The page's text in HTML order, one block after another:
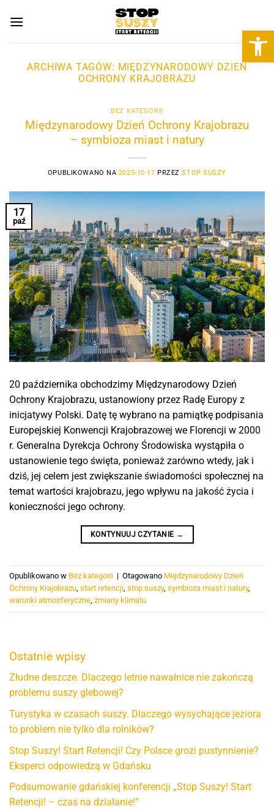
ARCHIWA TAGÓW: MIĘDZYNARODOWY DZIEŃ
OCHRONY KRAJOBRAZU
BEZ KATEGORII
Międzynarodowy Dzień Ochrony Krajobrazu
– symbioza miast i natury
OPUBLIKOWANO NA 2025-10-17 PRZEZSTOP SUSZY
17
paź
20 października obchodzimy Międzynarodowy Dzień
Ochrony Krajobrazu, ustanowiony przez Radę Europy z
inicjatywy Polski. Datę tę wybrano na pamiątkę podpisania
Europejskiej Konwencji Krajobrazowej we Florencji w 2000
r. Generalna Dyrekcja Ochrony Środowiska wystąpiła o
ustanowienie tego święta, ponieważ zarówno wtedy, jak i
dziś, jej celem jest zwiększanie świadomości społecznej na
temat wartości krajobrazu, jego wpływu na jakość życia i
konieczności jego ochrony.
KONTYNUUJ CZYTANIE →
Opublikowano w Bez kategorii | Otagowano Międzynarodowy Dzień
Ochrony Krajobrazu, start retencji, stop suszy, symbioza miast i natury,
warunki atmosferyczne, zmiany klimatu
Ostatnie wpisy
Złudne deszcze. Dlaczego letnie nawałnice nie zakończą
problemu suszy glebowej?
Turystyka w czasach suszy. Dlaczego wysychające jeziora
to problem nie tylko dla rolników?
Stop Suszy! Start Retencji! Czy Polsce grozi pustynnienie?
Eksperci odpowiedzą w Gdańsku
Podsumowanie gdańskiej konferencji „Stop Suszy! Start
Retencji! – czas na działanie!”